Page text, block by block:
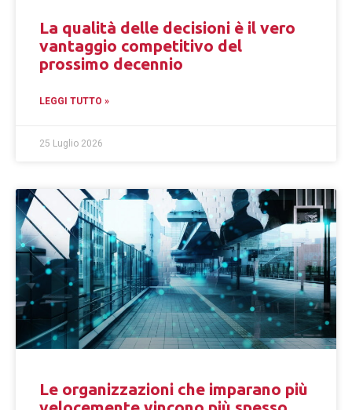
La qualità delle decisioni è il vero
vantaggio competitivo del
prossimo decennio
LEGGI TUTTO »
25 Luglio 2026
Le organizzazioni che imparano più